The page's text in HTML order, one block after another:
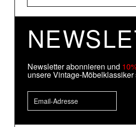
Newsletter abonnieren und
unsere Vintage-Möbelklassiker